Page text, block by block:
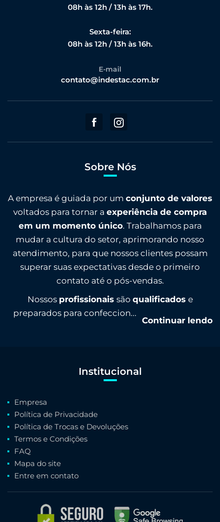
08h às 12h / 13h às 17h.
Sexta-feira:
08h às 12h / 13h às 16h.
E-mail
contato@indestac.com.br
Sobre Nós
A empresa é guiada por um conjunto de valores
voltados para tornar a experiência de compra
em um momento único. Trabalhamos para
mudar a cultura do setor, aprimorando nosso
atendimento, para que nossos clientes possam
superar suas expectativas desde o primeiro
contato até o pós-vendas.
Nossos profissionais são qualificados e
preparados para confeccion...
Continuar lendo
Institucional
Empresa
Política de Privacidade
Política de Trocas e Devoluções
Termos e Condições
FAQ
Mapa do site
Entre em contato